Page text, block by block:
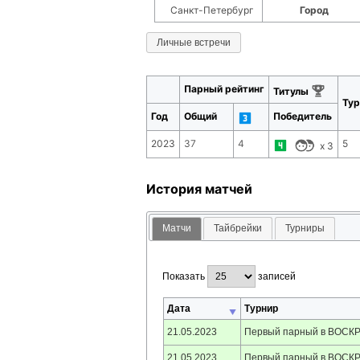
Санкт-Петербург Город
Личные встречи
Парный рейтинг
Титулы
Год
Общий Победитель
2023 37 4 x 3 5
История матчей
Матчи Тайбрейки Турниры
Показать записей
Дата Турнир
21.05.2023 Первый парный в